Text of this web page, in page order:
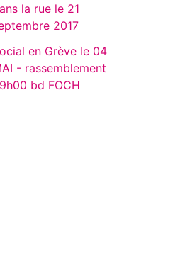
la rue le 21
2017
en Grève le 04
- rassemblement
bd FOCH